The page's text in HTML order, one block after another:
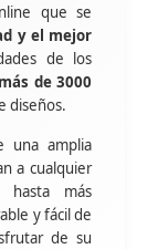
que se
y el mejor
de los
más de 3000
diseños.
una amplia
a cualquier
hasta más
y fácil de
de su